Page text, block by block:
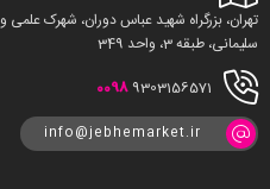
تهران، بزرگراه شهید عباس دوران، شهرک
سلیمانی، طبقه 3، واحد 349
0098 9303156571
info@jebhemarket.ir